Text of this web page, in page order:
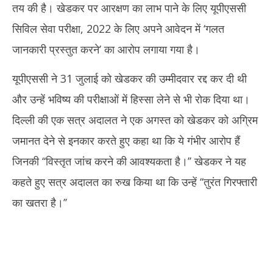
तय की है। खेडकर पर आरक्षण का लाभ पाने के लिए यूपीएससी
सिविल सेवा परीक्षा, 2022 के लिए अपने आवेदन में ‘गलत
जानकारी प्रस्तुत करने’ का आरोप लगाया गया है।
यूपीएससी ने 31 जुलाई को खेडकर की उम्मीदवार रद्द कर दी थी
और उन्हें भविष्य की परीक्षाओं में हिस्सा लेने से भी रोक दिया था।
दिल्ली की एक सत्र अदालत ने एक अगस्त को खेडकर को अग्रिम
जमानत देने से इनकार करते हुए कहा था कि ये गंभीर आरोप हैं
जिनकी ‘‘विस्तृत जांच करने की आवश्यकता है।’’ खेडकर ने यह
कहते हुए सत्र अदालत का रुख किया था कि उन्हें ‘‘तुरंत गिरफ्तारी
का खतरा है।’’